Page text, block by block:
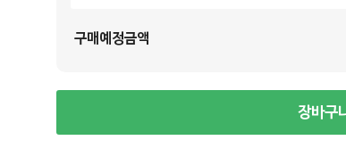
구매예정금액
장바구